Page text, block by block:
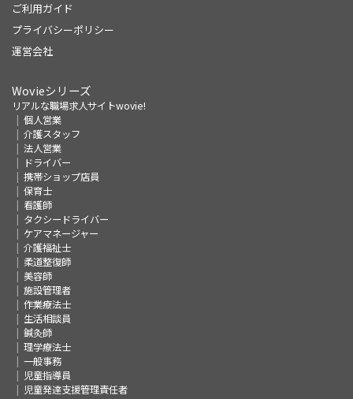
ご利用ガイド
プライバシーポリシー
運営会社
Wovieシリーズ
リアルな職場求人サイトwovie!
個人営業
介護スタッフ
法人営業
ドライバー
携帯ショップ店員
保育士
看護師
タクシードライバー
ケアマネージャー
介護福祉士
柔道整復師
美容師
施設管理者
作業療法士
生活相談員
鍼灸師
理学療法士
一般事務
児童指導員
児童発達支援管理責任者